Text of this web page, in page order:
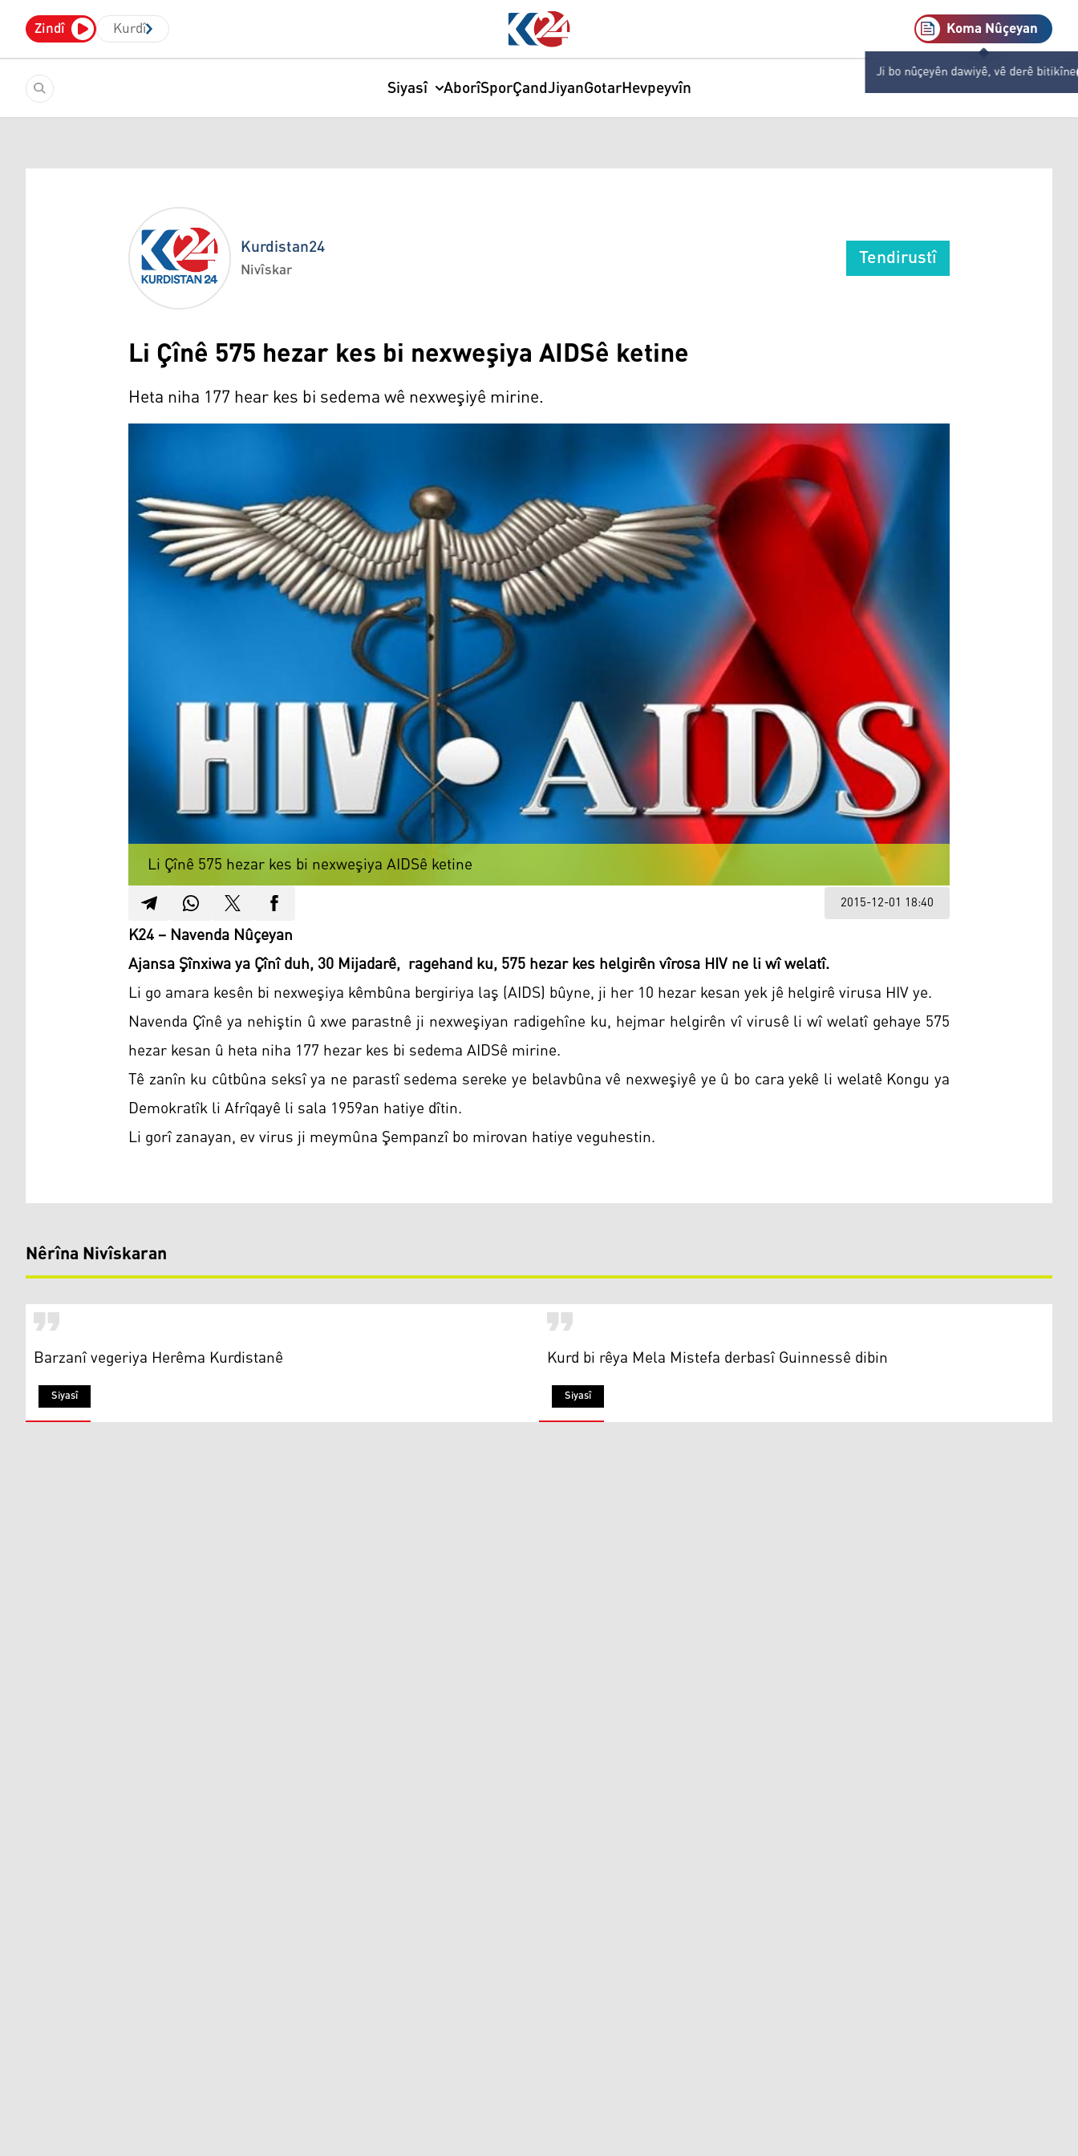
Zindî Kurdî Koma Nûçeyan
Ji bo nûçeyên dawiyê, vê derê bitikîne
Siyasî AborîSporÇandJiyanGotarHevpeyvîn
Tendirustî
Kurdistan24
Kurdistan24
Nivîskar
Li Çînê 575 hezar kes bi nexweşiya AIDSê ketine
Heta niha 177 hear kes bi sedema wê nexweşiyê mirine.
Li Çînê 575 hezar kes bi nexweşiya AIDSê ketine
2015-12-01 18:40
K24 – Navenda Nûçeyan
Ajansa Şînxiwa ya Çînî duh, 30 Mijadarê, ragehand ku, 575 hezar kes helgirên vîrosa HIV ne li wî welatî.
Li go amara kesên bi nexweşiya kêmbûna bergiriya laş (AIDS) bûyne, ji her 10 hezar kesan yek jê helgirê virusa HIV ye.
Navenda Çînê ya nehiştin û xwe parastnê ji nexweşiyan radigehîne ku, hejmar helgirên vî virusê li wî welatî gehaye 575
hezar kesan û heta niha 177 hezar kes bi sedema AIDSê mirine.
Tê zanîn ku cûtbûna seksî ya ne parastî sedema sereke ye belavbûna vê nexweşiyê ye û bo cara yekê li welatê Kongu ya
Demokratîk li Afrîqayê li sala 1959an hatiye dîtin.
Li gorî zanayan, ev virus ji meymûna Şempanzî bo mirovan hatiye veguhestin.
Nêrîna Nivîskaran
Siyasî
Barzanî vegeriya Herêma Kurdistanê
Siyasî
Kurd bi rêya Mela Mistefa derbasî Guinnessê dibin